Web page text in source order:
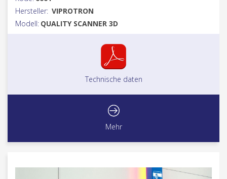
Hersteller: VIPROTRON
Modell: QUALITY SCANNER 3D
Technische daten
Mehr